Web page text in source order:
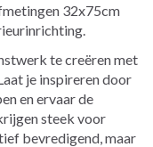
32x75cm
te creëren met
je inspireren door
en ervaar de
steek voor
bevredigend, maar